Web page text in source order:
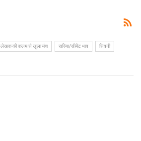
लेखक की कलम से खुला मंच सरिया/सीमेंट भाव सिवनी